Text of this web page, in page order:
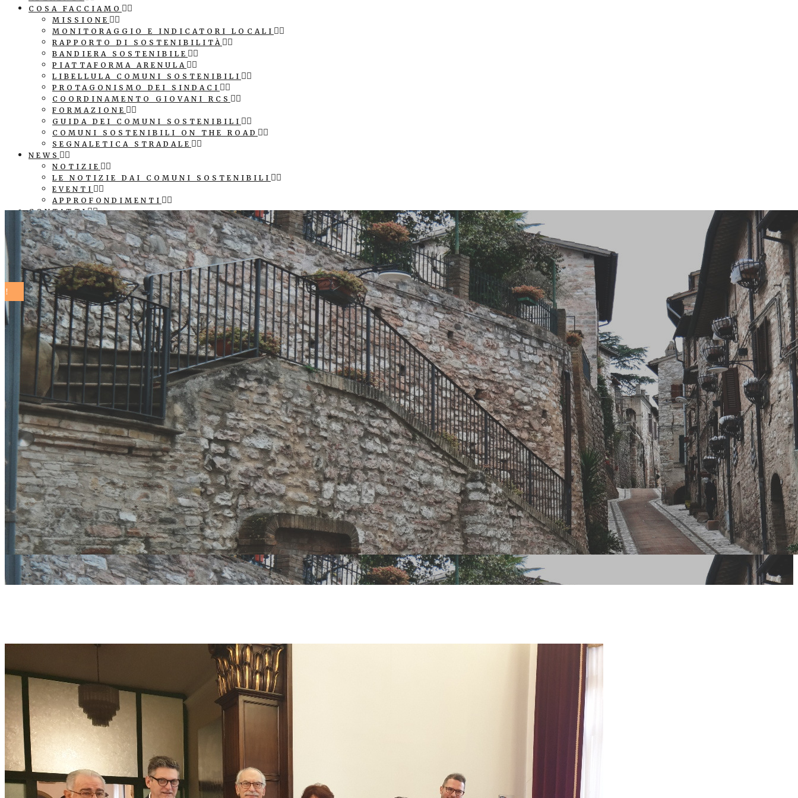
COSA FACCIAMO
MISSIONE
MONITORAGGIO E INDICATORI LOCALI
RAPPORTO DI SOSTENIBILITÀ
BANDIERA SOSTENIBILE
PIATTAFORMA ARENULA
LIBELLULA COMUNI SOSTENIBILI
PROTAGONISMO DEI SINDACI
COORDINAMENTO GIOVANI RCS
FORMAZIONE
GUIDA DEI COMUNI SOSTENIBILI
COMUNI SOSTENIBILI ON THE ROAD
SEGNALETICA STRADALE
NEWS
NOTIZIE
LE NOTIZIE DAI COMUNI SOSTENIBILI
EVENTI
APPROFONDIMENTI
CONTATTI
COMUNICAZIONE
PATROCINIO E LOGO ASSOCIAZIONE
SEGNALETICA STRADALE COMUNE SOSTENIBILE
CUBI AGENDA 2030
COMUNI SOSTENIBILI ON THE ROAD